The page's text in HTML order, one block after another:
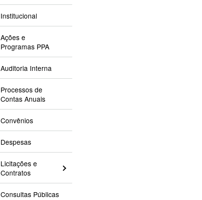
Institucional
Ações e
Programas PPA
Auditoria Interna
Processos de
Contas Anuais
Convênios
Despesas
Licitações e
Contratos
Consultas Públicas